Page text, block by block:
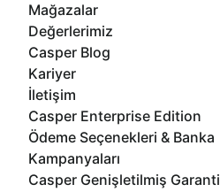
Mağazalar
Değerlerimiz
Casper Blog
Kariyer
İletişim
Casper Enterprise Edition
Ödeme Seçenekleri & Banka
Kampanyaları
Casper Genişletilmiş Garanti